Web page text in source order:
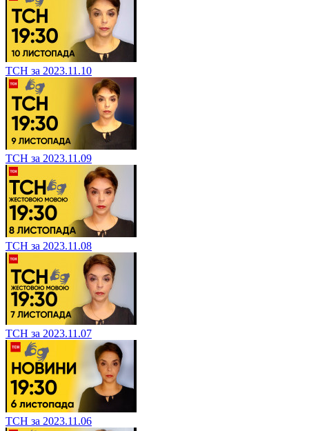
ТСН за 2023.11.10
ТСН за 2023.11.09
ТСН за 2023.11.08
ТСН за 2023.11.07
ТСН за 2023.11.06